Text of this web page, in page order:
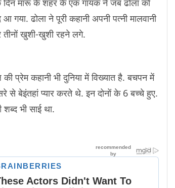
ढोला ने पूरी कहानी अपनी पत्नी मालवानी
तीनों खुशी-खुशी रहने लगे.
की प्रेम कहानी भी दुनिया में विख्यात है. बचपन में
से बेइंतहां प्यार करते थे. इन दोनों के 6 बच्चे हुए.
भी साई था.